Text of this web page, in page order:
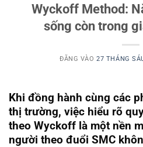
Wyckoff Method:
sống còn trong
ĐĂNG VÀO27 THÁNG
Khi đồng hành cùng các
thị trường, việc hiểu rõ
theo Wyckoff là một nền
người theo đuổi SMC